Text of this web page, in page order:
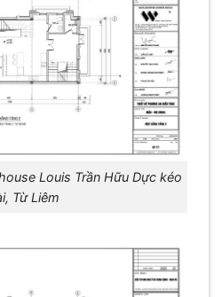
Louis Trần Hữu Dực kéo
Từ Liêm